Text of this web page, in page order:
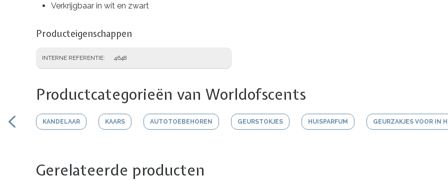
Verkrijgbaar in wit en zwart
Producteigenschappen
INTERNE REFERENTIE 4648
Productcategorieën van Worldofscents
KANDELAAR KAARS AUTOTOEBEHOREN GEURSTOKJES HUISPARFUM GEURZAKJES VOOR IN
Gerelateerde producten